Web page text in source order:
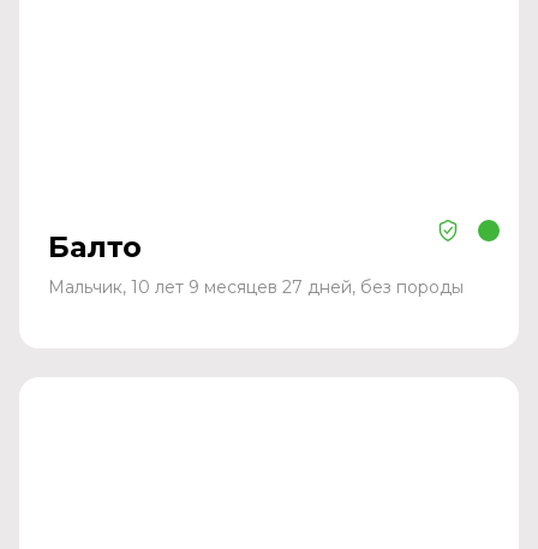
Балто
Мальчик, 10 лет 9 месяцев 27 дней, без породы